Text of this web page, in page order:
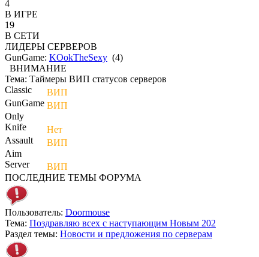
4
В ИГРЕ
19
В СЕТИ
ЛИДЕРЫ СЕРВЕРОВ
GunGame: KOokTheSexy (4)
ВНИМАНИЕ
Тема: Таймеры ВИП статусов серверов
Classic
ВИП
GunGame
- ВИП
Only
Knife
Нет
Assault
ВИП
Aim
Server
ВИП
ПОСЛЕДНИЕ ТЕМЫ ФОРУМА
Пользователь: Doormouse
Тема: Поздравляю всех с наступающим Новым 202
Раздел темы: Новости и предложения по серверам